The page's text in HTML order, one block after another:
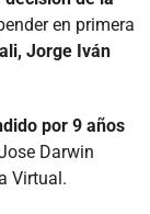
en primera
Jorge Iván
por 9 años
Darwin
Virtual.